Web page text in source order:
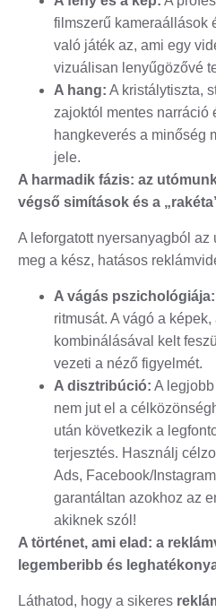
filmszerű kameraállások
való játék az, ami egy
vizuálisan lenyűgözővé
A hang: A kristálytiszta,
zajoktól mentes narráció
hangkeverés a minőség
jele.
A harmadik fázis: az
végső simítások és a
A leforgatott nyersanyagból
meg a kész, hatásos
A vágás pszichológiája:
ritmusát. A vágó a
kombinálásával kelt
vezeti a néző figyelmét.
A disztribúció: A
nem jut el a
után következik a
terjesztés. Használj
Ads, Facebook/
garantáltan azokhoz az
akiknek szól!
A történet, ami elad: a
legemberibb és
Láthatod, hogy a sikeres